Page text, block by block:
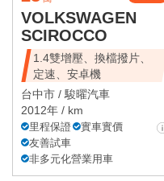
VOLKSWAGEN
SCIROCCO
1.4雙增壓、換檔撥片、
定速、安卓機
台中市 / 駿曜汽車
2012年 / km
里程保證
實車實價
友善試車
非多元化營業用車